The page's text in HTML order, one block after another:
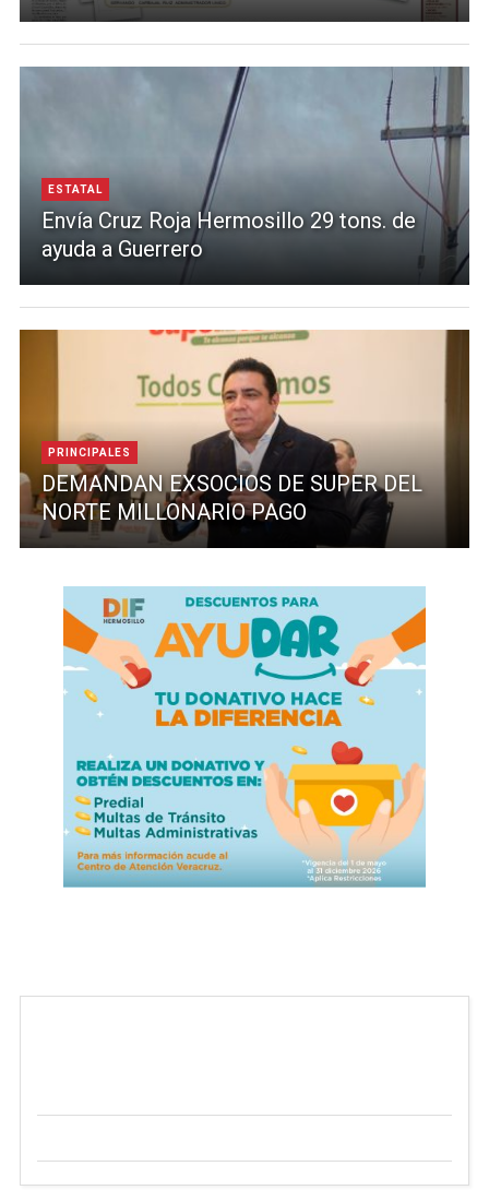
ESTATAL
Envía Cruz Roja Hermosillo 29 tons. de
ayuda a Guerrero
PRINCIPALES
DEMANDAN EXSOCIOS DE SUPER DEL
NORTE MILLONARIO PAGO